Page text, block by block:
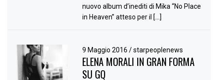
nuovo album d’inediti di Mika “No Place
in Heaven” atteso per il […]
9 Maggio 2016/ starpeoplenews
ELENA MORALI IN GRAN FORMA
SU GQ